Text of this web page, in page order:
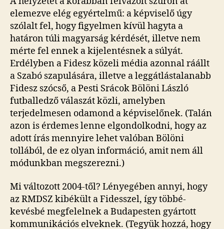
elemezve elég egyértelmű: a képviselő úgy
szólalt fel, hogy figyelmen kívül hagyta a
határon túli magyarság kérdését, illetve nem
mérte fel ennek a kijelentésnek a súlyát.
Erdélyben a Fidesz közeli média azonnal ráállt
a Szabó szapulására, illetve a leggátlástalanabb
Fidesz szócső, a Pesti Srácok Bölöni László
futballedző válaszát közli, amelyben
terjedelmesen odamond a képviselőnek. (Talán
azon is érdemes lenne elgondolkodni, hogy az
adott írás mennyire lehet valóban Bölöni
tollából, de ez olyan információ, amit nem áll
módunkban megszerezni.)
Mi változott 2004-től? Lényegében annyi, hogy
az RMDSZ kibékült a Fidesszel, így többé-
kevésbé megfelelnek a Budapesten gyártott
kommunikációs elveknek. (Tegyük hozzá, hogy